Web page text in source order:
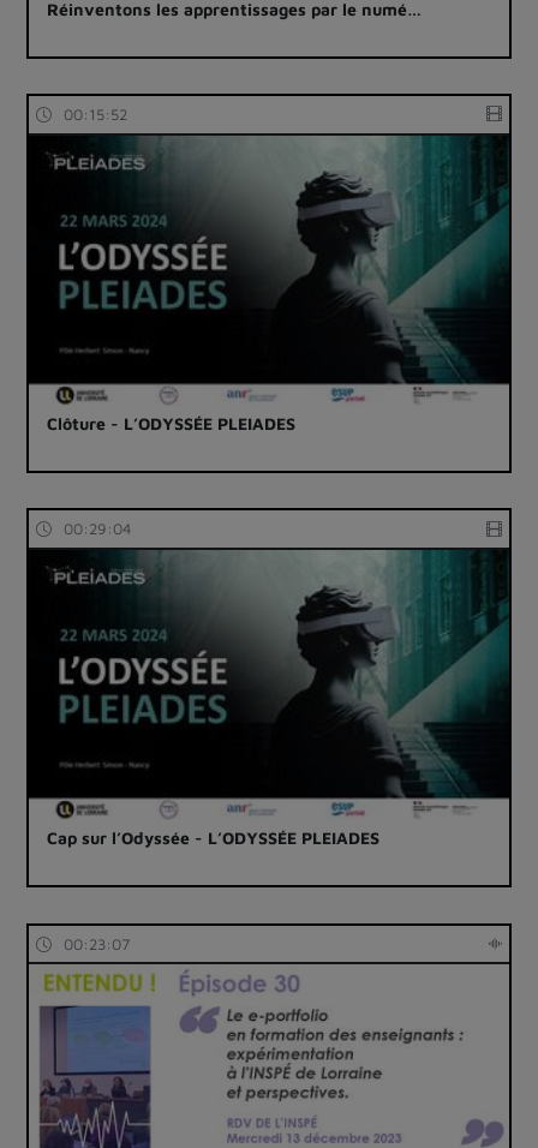
Réinventons les apprentissages par le numé…
00:15:52
Clôture - L’ODYSSÉE PLEIADES
00:29:04
Cap sur l’Odyssée - L’ODYSSÉE PLEIADES
00:23:07